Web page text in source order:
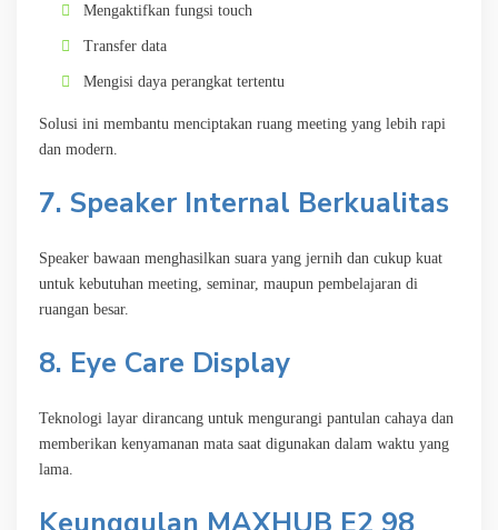
Mengaktifkan fungsi touch
Transfer data
Mengisi daya perangkat tertentu
Solusi ini membantu menciptakan ruang meeting yang lebih rapi
dan modern.
7. Speaker Internal Berkualitas
Speaker bawaan menghasilkan suara yang jernih dan cukup kuat
untuk kebutuhan meeting, seminar, maupun pembelajaran di
ruangan besar.
8. Eye Care Display
Teknologi layar dirancang untuk mengurangi pantulan cahaya dan
memberikan kenyamanan mata saat digunakan dalam waktu yang
lama.